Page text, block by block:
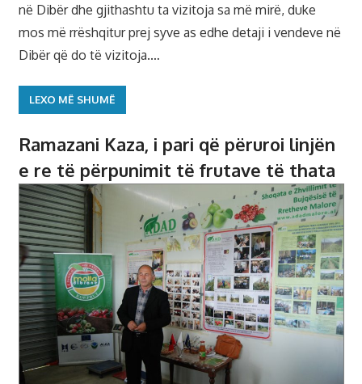
në Dibër dhe gjithashtu ta vizitoja sa më mirë, duke
mos më rrëshqitur prej syve as edhe detaji i vendeve në
Dibër që do të vizitoja.…
LEXO MË SHUMË
Ramazani Kaza, i pari që përuroi linjën
e re të përpunimit të frutave të thata